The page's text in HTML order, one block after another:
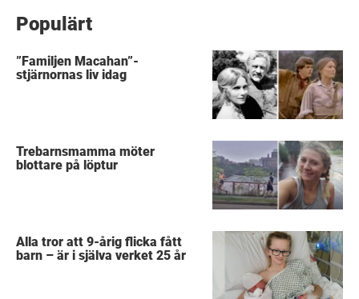
Populärt
”Familjen Macahan”-
stjärnornas liv idag
Trebarnsmamma möter
blottare på löptur
Alla tror att 9-årig flicka fått
barn – är i själva verket 25 år